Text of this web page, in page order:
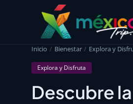
Inicio Bienestar Explora y
Explora y Disfruta
Descubre